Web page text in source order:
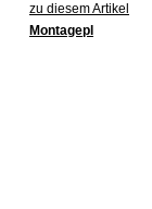
zu diesem Artikel
Montagepl